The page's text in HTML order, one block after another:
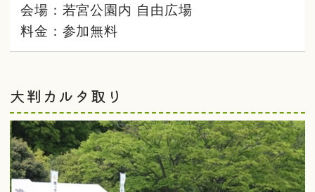
会場：若宮公園内 自由広場
料金：参加無料
大判カルタ取り